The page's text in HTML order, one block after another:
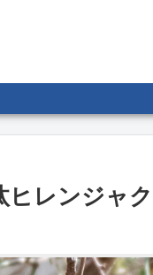
ヒレンジャク